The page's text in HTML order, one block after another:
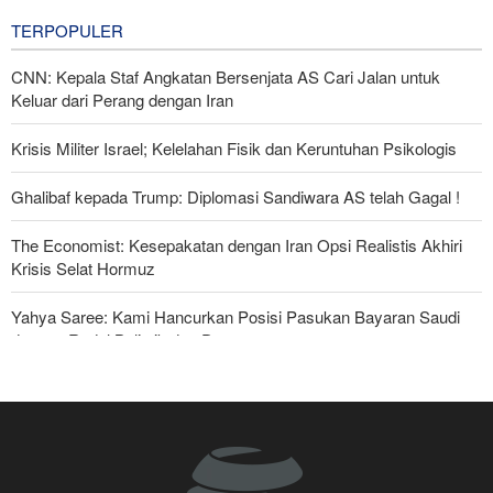
TERPOPULER
CNN: Kepala Staf Angkatan Bersenjata AS Cari Jalan untuk
Keluar dari Perang dengan Iran
Krisis Militer Israel; Kelelahan Fisik dan Keruntuhan Psikologis
Ghalibaf kepada Trump: Diplomasi Sandiwara AS telah Gagal !
The Economist: Kesepakatan dengan Iran Opsi Realistis Akhiri
Krisis Selat Hormuz
Yahya Saree: Kami Hancurkan Posisi Pasukan Bayaran Saudi
dengan Rudal Balistik dan Drone
Foreign Affairs: AS Harus Tinggalkan Asia Barat